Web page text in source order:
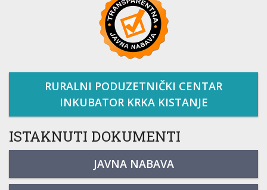
RURALNI PODUZETNIČKI CENTAR
INKUBATOR KRKA KISTANJE
ISTAKNUTI DOKUMENTI
JAVNA NABAVA